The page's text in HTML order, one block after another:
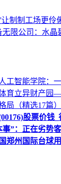
制制工场更伶
限公司：水晶
工智能学院：
育立异财产园
局（精选17篇）
股票价钱_
事”：正在劣势
郑州国际台球